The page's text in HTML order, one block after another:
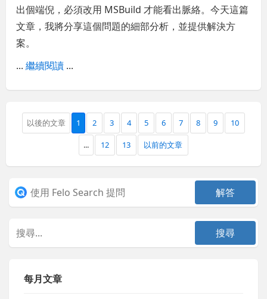
出個端倪，必須改用 MSBuild 才能看出脈絡。今天這篇
文章，我將分享這個問題的細部分析，並提供解決方
案。
...繼續閱讀 ...
以後的文章 1 2 3 4 5 6 7 8 9 10
... 12 13 以前的文章
每月文章